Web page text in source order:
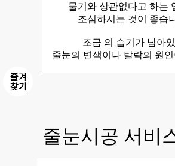
물기와 상관없다고 하는
조심하시는 것이 좋습
조금 의 습기가 남아
줄눈의 변색이나 탈락의 원
줄눈시공 서비